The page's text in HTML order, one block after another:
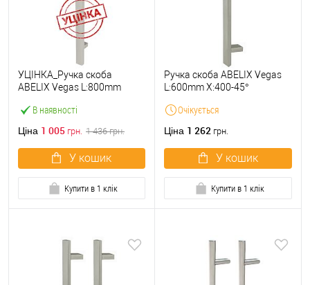
В наявності
УЦІНКА_Ручка скоба
ABELIX Vegas L:800mm
нерж. сталь (половинка)
Ціна 1 005 грн. 1 436грн.
У кошик
Купити в 1 клік
Очікується
Ручка скоба ABELIX Vegas
L:600mm X:400-45°
(половинка)
Ціна 1 262 грн.
У кошик
Купити в 1 клік